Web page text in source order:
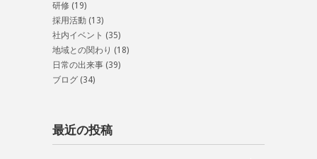
研修 (19)
採用活動 (13)
社内イベント (35)
地域との関わり (18)
日常の出来事 (39)
ブログ (34)
最近の投稿